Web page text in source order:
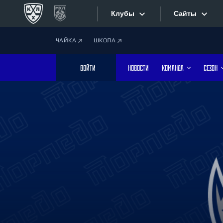
Клубы
Дивизион Боброва
Лада
Сайты
Фотобанк
ЧАЙКА ШКОЛА
ВОЙТИ НОВОСТИ КОМАНДА СЕЗОН